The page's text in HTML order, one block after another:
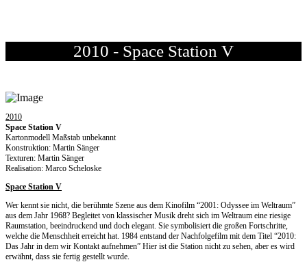
2010 - Space Station V
2010
Space Station V
Kartonmodell Maßstab unbekannt
Konstruktion: Martin Sänger
Texturen: Martin Sänger
Realisation: Marco Scheloske
Space Station V
Wer kennt sie nicht, die berühmte Szene aus dem Kinofilm “2001: Odyssee im Weltraum”
aus dem Jahr 1968? Begleitet von klassischer Musik dreht sich im Weltraum eine riesige
Raumstation, beeindruckend und doch elegant. Sie symbolisiert die großen Fortschritte,
welche die Menschheit erreicht hat. 1984 entstand der Nachfolgefilm mit dem Titel “2010:
Das Jahr in dem wir Kontakt aufnehmen” Hier ist die Station nicht zu sehen, aber es wird
erwähnt, dass sie fertig gestellt wurde.